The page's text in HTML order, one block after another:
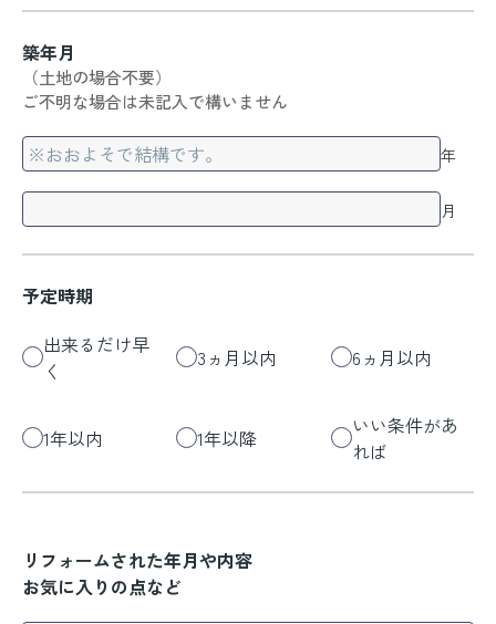
築年月
（土地の場合不要）
ご不明な場合は未記入で構いません
年
月
予定時期
出来るだけ早
く
3ヵ月以内 6ヵ月以内
1年以内 1年以降
いい条件があ
れば
リフォームされた年月や内容
お気に入りの点など